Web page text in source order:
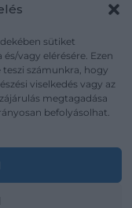
sütiket
vagy elérésére. Ezen
számunkra, hogy
viselkedés vagy az
megtagadása
befolyásolhat.